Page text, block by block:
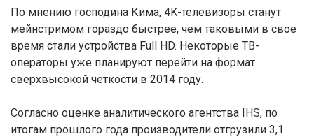
По мнению господина Кима, 4K-телевизоры станут
мейнстримом гораздо быстрее, чем таковыми в свое
время стали устройства Full HD. Некоторые ТВ-
операторы уже планируют перейти на формат
сверхвысокой четкости в 2014 году.
Согласно оценке аналитического агентства IHS, по
итогам прошлого года производители отгрузили 3,1